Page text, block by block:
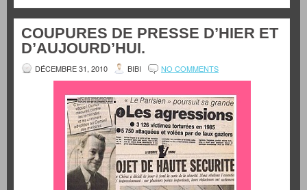
COUPURES DE PRESSE D’HIER ET
D’AUJOURD’HUI.
DÉCEMBRE 31, 2010 BIBI NO COMMENTS